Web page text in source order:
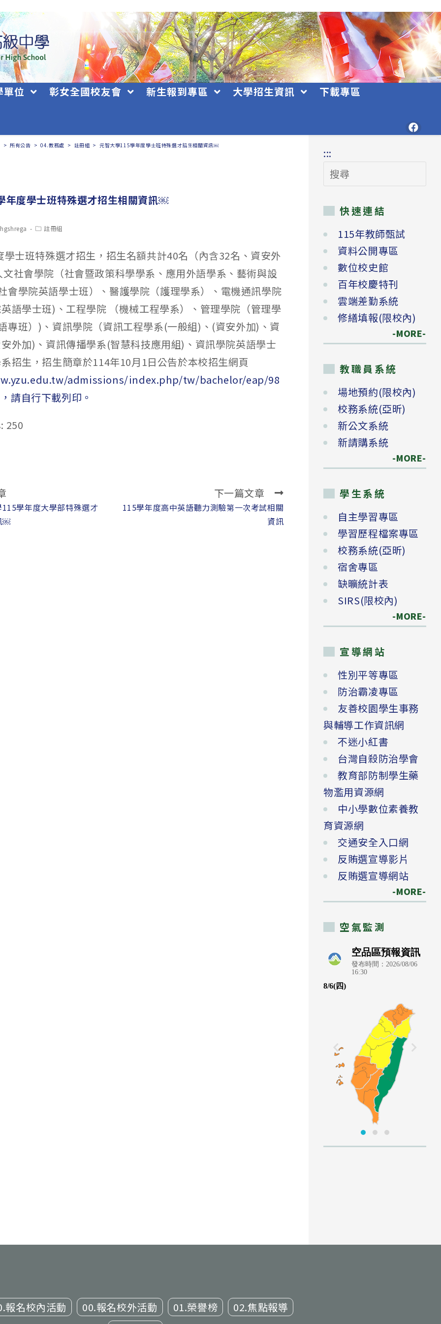
單位 彰女全國校友會 新生報到專區 大學招生資訊 下載專區
> 所有公告 > 04.教務處 > 註冊組 > 元智大學115學年度學士班特殊選才招生相關資訊￼
年度學士班特殊選才招生相關資訊￼
Post註冊組
學士班特殊選才招生，招生名額共計40名（內含32名、資安外
社會學院（社會暨政策科學學系、應用外語學系、藝術與設
會學院英語學士班）、醫護學院（護理學系）、電機通訊學院
語學士班)、工程學院 （機械工程學系）、管理學院（管理學
專班）)、資訊學院（資訊工程學系(一般組)、(資安外加)、資
外加)、資訊傳播學系(智慧科技應用組)、資訊學院英語學士
招生，招生簡章於114年10月1日公告於本校招生網頁
admissions/index.php/tw/bachelor/eap/98
請自行下載列印。
250
學年度大學部特殊選才
￼
下一篇文章
115學年度高中英語聽力測驗第一次考試相關
資訊
:::
搜
尋
快速連結
115年教師甄試
資料公開專區
數位校史館
百年校慶特刊
雲端差勤系統
修繕填報(限校內)
-MORE-
教職員系統
場地預約(限校內)
校務系統(亞昕)
新公文系統
新請購系統
-MORE-
學生系統
自主學習專區
學習歷程檔案專區
校務系統(亞昕)
宿舍專區
缺曠統計表
SIRS(限校內)
-MORE-
宣導網站
性別平等專區
防治霸凌專區
友善校園學生事務
與輔導工作資訊網
不迷小紅書
台灣自殺防治學會
教育部防制學生藥
物濫用資源網
中小學數位素養教
育資源網
交通安全入口網
反賄選宣導影片
反賄選宣導網站
-MORE-
空氣監測
報名校內活動 00.報名校外活動 01.榮譽榜
02.焦點報導